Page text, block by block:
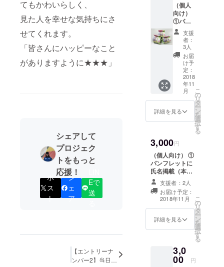
てもかわいらしく、
見た人を幸せな気持ちにさ
せてくれます。
「皆さんにハッピーなこと
がありますように★★★」
シェアして
プロジェク
トをもっと
応援！
ポ
ス
ト
シ
ェ
ア
Eで
送
【エントリーナ
ンバー2】当日参
ティバルの
会場にぜひ
お越しくだ
さい。
（個人
向け）
①パン
フレッ
トに氏
名掲載
（本
名、ア
カウン
ト名な
ど、掲
載する
名前の
表記の
ご希望
を承り
②焼菓
子「そ
らの旅
鈴鹿さ
んぽ」3
個入り
（製造
者：と
らや勝
支援
者：
3人
お届
け予
定：
2018
年11
月
詳細を見る
こ
の
リ
タ
ー
ン
を
選
択
す
る
3,000円
（個人向け） ①
パンフレットに
氏名掲載（本
名、アカウント
名など、掲載す
る名前の表記の
ご希望を承りま
す） ②熱気球ス
テッカー1枚（丸
200ｍｍ×ヨコ
1,100ｍｍ）
支援者：2人
お届け予定：
2018年11月
詳細を見る
こ
の
リ
タ
ー
ン
を
選
択
す
る
3,0
00 円